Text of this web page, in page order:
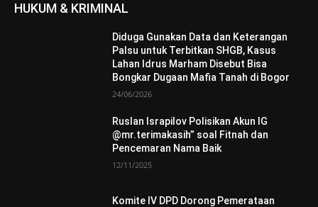
HUKUM & KRIMINAL
Diduga Gunakan Data dan Keterangan
Palsu untuk Terbitkan SHGB, Kasus
Lahan Idrus Marham Disebut Bisa
Bongkar Dugaan Mafia Tanah di Bogor
24/06/2026
Ruslan Israpilov Polisikan Akun IG
@mr.terimakasih” soal Fitnah dan
Pencemaran Nama Baik
12/11/2025
Komite IV DPD Dorong Pemerataan